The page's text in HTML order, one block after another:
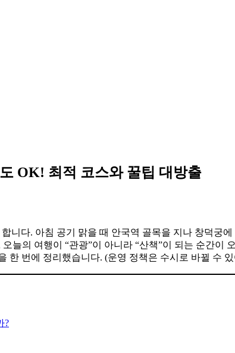
OK! 최적 코스와 꿀팁 대방출
니다. 아침 공기 맑을 때 안국역 골목을 지나 창덕궁
늘의 여행이 “관광”이 아니라 “산책”이 되는 순간이
한 번에 정리했습니다. (운영 정책은 수시로 바뀔 수
?